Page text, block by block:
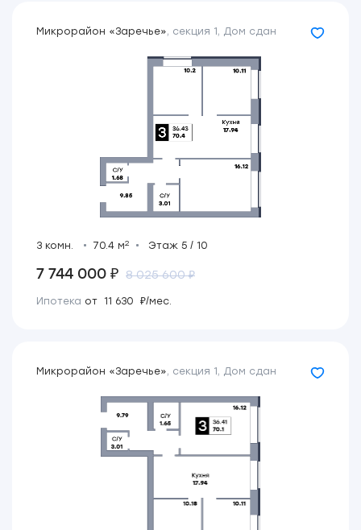
Микрорайон «Заречье», секция 1 , Дом сдан
3 комн. 70.4 м2 Этаж 5 / 10
7 744 000 ₽ 8 025 600 ₽
Ипотека от 11 630 ₽/мес.
Микрорайон «Заречье», секция 1 , Дом сдан